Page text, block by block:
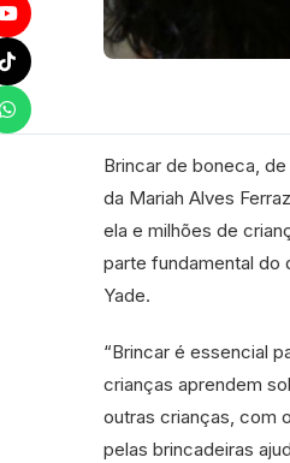
Brincar de boneca,
da Mariah Alves
ela e milhões de
parte fundamental do
Yade.
“Brincar é essencial
crianças aprendem
outras crianças, com
pelas brincadeiras